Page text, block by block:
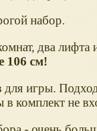
набор.
два
106 см!
для игры.
комплект не